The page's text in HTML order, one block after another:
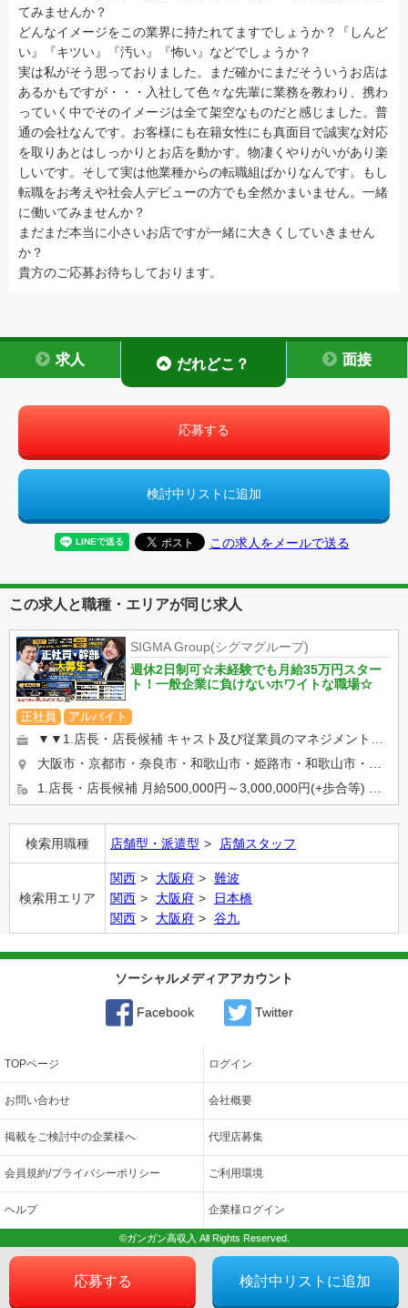
てみませんか？
どんなイメージをこの業界に持たれてますでしょうか？『しんど
い』『キツい』『汚い』『怖い』などでしょうか？
実は私がそう思っておりました。まだ確かにまだそういうお店は
あるかもですが・・・入社して色々な先輩に業務を教わり、携わ
っていく中でそのイメージは全て架空なものだと感じました。普
通の会社なんです。お客様にも在籍女性にも真面目で誠実な対応
を取りあとはしっかりとお店を動かす。物凄くやりがいがあり楽
しいです。そして実は他業種からの転職組ばかりなんです。もし
転職をお考えや社会人デビューの方でも全然かまいません。一緒
に働いてみませんか？
まだまだ本当に小さいお店ですが一緒に大きくしていきません
か？
貴方のご応募お待ちしております。
求人 だれどこ？ 面接
応募する
検討中リストに追加
この求人をメールで送る
この求人と職種・エリアが同じ求人
SIGMA Group(シグマグループ)
週休2日制可☆未経験でも月給35万円スター
ト！一般企業に負けないホワイトな職場☆
正社員 アルバイト
検索用職種 店舗型・派遣型 店舗スタッフ
検索用エリア
関西 大阪府
難波
関西
大阪府
日本橋
関西
大阪府 谷九
ソーシャルメディアアカウント
Facebook Twitter
TOPページ ログイン
お問い合わせ 会社概要
掲載をご検討中の企業様へ 代理店募集
会員規約/プライバシーポリシー ご利用環境
ヘルプ 企業様ログイン
©ガンガン高収入 All Rights Reserved.
応募する 検討中リストに追加